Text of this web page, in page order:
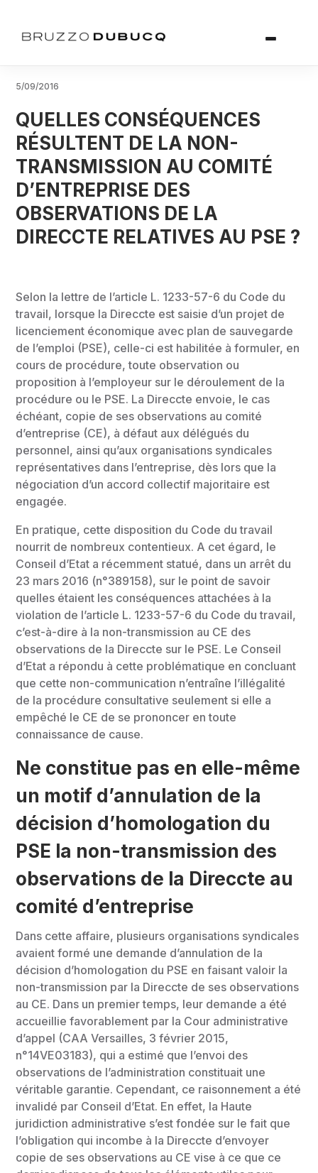
5/09/2016
QUELLES CONSÉQUENCES
RÉSULTENT DE LA NON-
TRANSMISSION AU COMITÉ
D’ENTREPRISE DES
OBSERVATIONS DE LA
DIRECCTE RELATIVES AU PSE ?
Selon la lettre de l’article L. 1233-57-6 du Code du
travail, lorsque la Direccte est saisie d’un projet de
licenciement économique avec plan de sauvegarde
de l’emploi (PSE), celle-ci est habilitée à formuler, en
cours de procédure, toute observation ou
proposition à l’employeur sur le déroulement de la
procédure ou le PSE. La Direccte envoie, le cas
échéant, copie de ses observations au comité
d’entreprise (CE), à défaut aux délégués du
personnel, ainsi qu’aux organisations syndicales
représentatives dans l’entreprise, dès lors que la
négociation d’un accord collectif majoritaire est
engagée.
En pratique, cette disposition du Code du travail
nourrit de nombreux contentieux. A cet égard, le
Conseil d’Etat a récemment statué, dans un arrêt du
23 mars 2016 (n°389158), sur le point de savoir
quelles étaient les conséquences attachées à la
violation de l’article L. 1233-57-6 du Code du travail,
c’est-à-dire à la non-transmission au CE des
observations de la Direccte sur le PSE. Le Conseil
d’Etat a répondu à cette problématique en concluant
que cette non-communication n’entraîne l’illégalité
de la procédure consultative seulement si elle a
empêché le CE de se prononcer en toute
connaissance de cause.
Ne constitue pas en elle-même
un motif d’annulation de la
décision d’homologation du
PSE la non-transmission des
observations de la Direccte au
comité d’entreprise
Dans cette affaire, plusieurs organisations syndicales
avaient formé une demande d’annulation de la
décision d’homologation du PSE en faisant valoir la
non-transmission par la Direccte de ses observations
au CE. Dans un premier temps, leur demande a été
accueillie favorablement par la Cour administrative
d’appel (CAA Versailles, 3 février 2015,
n°14VE03183), qui a estimé que l’envoi des
observations de l’administration constituait une
véritable garantie. Cependant, ce raisonnement a été
invalidé par Conseil d’Etat. En effet, la Haute
juridiction administrative s’est fondée sur le fait que
l’obligation qui incombe à la Direccte d’envoyer
copie de ses observations au CE vise à ce que ce